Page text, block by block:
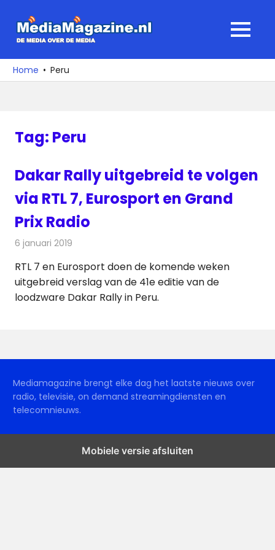
naar
media
over
MENU
Home Peru
Tag: Peru
Dakar Rally uitgebreid te volgen
via RTL 7, Eurosport en Grand
Prix Radio
6 januari 2019
RTL 7 en Eurosport doen de komende weken
uitgebreid verslag van de 41e editie van de
loodzware Dakar Rally in Peru.
Mediamagazine brengt elke dag het laatste nieuws over
radio, televisie, on demand streamingdiensten en
telecomnieuws.
Mobiele versie afsluiten